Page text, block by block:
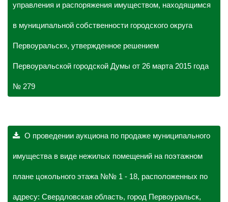
управления и распоряжения имуществом, находящимся
в муниципальной собственности городского округа
Первоуральск», утвержденное решением
Первоуральской городской Думы от 26 марта 2015 года
№ 279
О проведении аукциона по продаже муниципального
имущества в виде нежилых помещений на поэтажном
плане цокольного этажа №№ 1 - 18, расположенных по
адресу: Свердловская область, город Первоуральск,